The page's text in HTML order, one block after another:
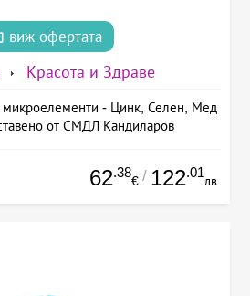
виж офертата
Красота и Здраве
микроелементи - Цинк, Селен, Мед
от СМДЛ Кандиларов
62.38
€ / 122.01
лв.